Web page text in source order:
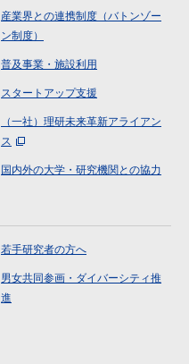
産業界との連携制度（バトンゾー
ン制度）
普及事業・施設利用
スタートアップ支援
（一社）理研未来革新アライアン
ス
国内外の大学・研究機関との協力
若手研究者の方へ
男女共同参画・ダイバーシティ推
進